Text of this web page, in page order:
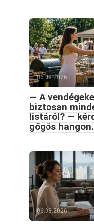
06.08.2026
— A
biztosan
listáról? —
gőgös hangon.
06.08.2026